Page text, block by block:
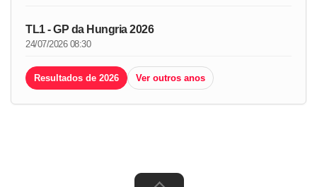
TL1 - GP da Hungria 2026
24/07/2026 08:30
Resultados de 2026 Ver outros anos